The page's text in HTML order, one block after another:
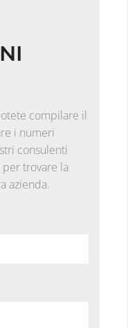
compilare il
i numeri
consulenti
trovare la
azienda.